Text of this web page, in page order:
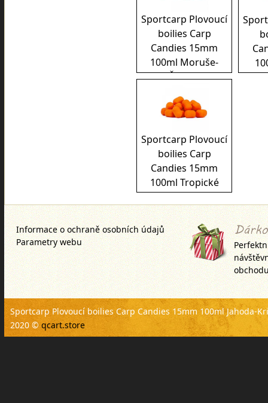
Sportcarp Plovoucí
boilies Carp
Candies 15mm
100ml Moruše-
Česnek
Sportcarp Plovoucí
boilies Carp
Candies 15mm
100ml Tropické
ovoce
Informace o ochraně osobních údajů
Parametry webu
Sportcarp Plovoucí boilies Carp Candies 15mm 100ml Jahoda-
2020 © qcart.store